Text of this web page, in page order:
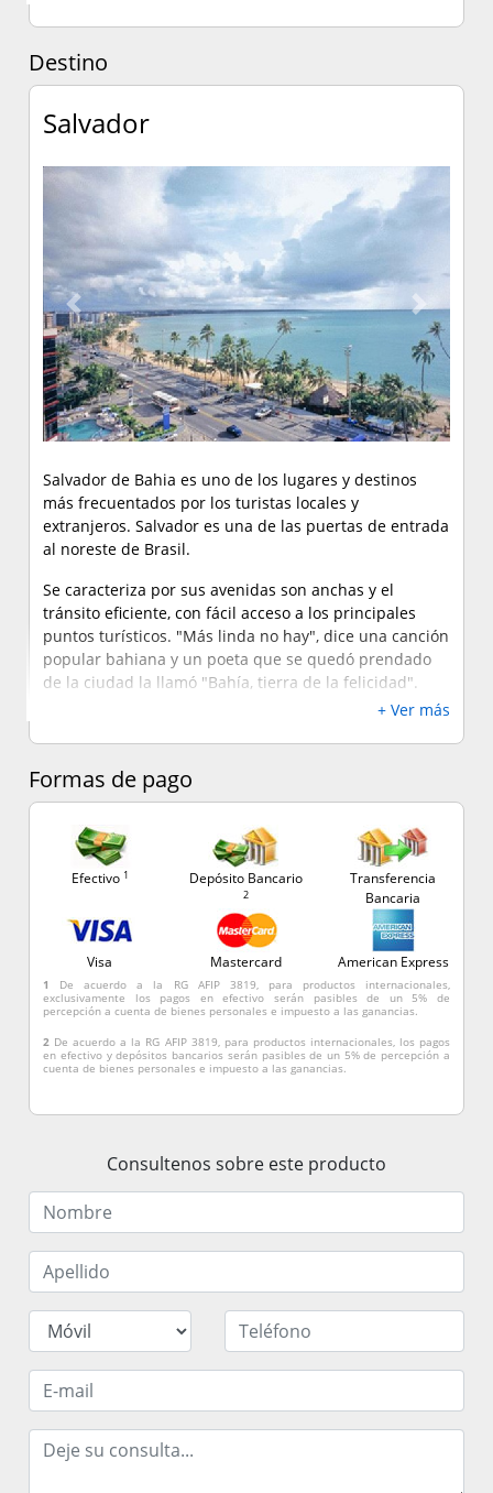
Las habitaciones disponen de balcón, aire
disponen de televisor LCD (por cable). Todas las
disponen de ducha con cabezal de ducha tipo lluvia y
artículos de higiene personal de diseño.
Destino
Salvador
Previous Next
Salvador de Bahia es uno de los lugares y destinos
más frecuentados por los turistas locales y
extranjeros. Salvador es una de las puertas de entrada
al noreste de Brasil.
Se caracteriza por sus avenidas son anchas y el
tránsito eficiente, con fácil acceso a los principales
puntos turísticos. "Más linda no hay", dice una canción
popular bahiana y un poeta que se quedó prendado
de la ciudad la llamó "Bahía, tierra de la felicidad".
por la UNESCO debido a la riqueza de sus tradiciones,
fruto de la convergencia de culturas europeas,
africanas y amerindias. Salvador se caracteriza por el
sus manifestaciones (folklore, gastronomía, artesanía,
Es interesante visitar el Centro Histórico de Salvador,
llamado Pelourinho. Es el mayor conjunto
arquitectónico de estilo colonial barroco de
Latinoamérica de los siglos XVI y XVII. Se dice que en
Salvador hay una iglesia para cada día del año.
+ Ver más
Formas de pago
Efectivo 1 Depósito Bancario
2
Transferencia
Bancaria
Visa Mastercard American Express
1
De acuerdo a la RG AFIP 3819, para productos internacionales,
exclusivamente los pagos en efectivo serán pasibles de un 5% de
percepción a cuenta de bienes personales e impuesto a las ganancias.
2 De acuerdo a la RG AFIP 3819, para productos internacionales, los pagos
en efectivo y depósitos bancarios serán pasibles de un 5% de percepción a
cuenta de bienes personales e impuesto a las ganancias.
Consultenos sobre este producto